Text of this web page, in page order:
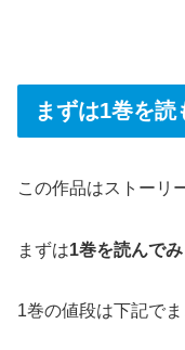
まずは1巻を読
この作品はストーリ
まずは1巻を読んで
1巻の値段は下記で